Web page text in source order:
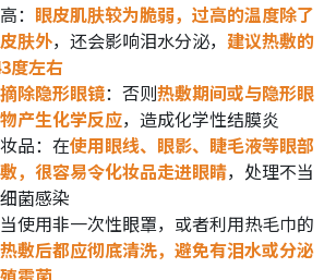
： 眼皮肌肤较为脆弱，过高的温度除了
肤外，还会影响泪水分泌， 建议热敷的
度左右
除隐形眼镜：否则热敷期间或与隐形眼
产生化学反应，造成化学性结膜炎
品：在使用眼线、眼影、睫毛液等眼部
，很容易令化妆品走进眼睛，处理不当
菌感染
使用非一次性眼罩，或者利用热毛巾的
敷后都应彻底清洗，避免有泪水或分泌